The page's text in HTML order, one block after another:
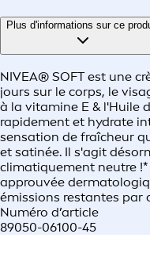
Plus d'informations sur ce
NIVEA® SOFT est une
jours sur le corps, le
à la vitamine E & l'Huile
rapidement et hydrate
sensation de fraîcheur
et satinée. Il s'agit
climatiquement neutre
approuvée
émissions restantes par
Numéro d’article
89050-06100-45